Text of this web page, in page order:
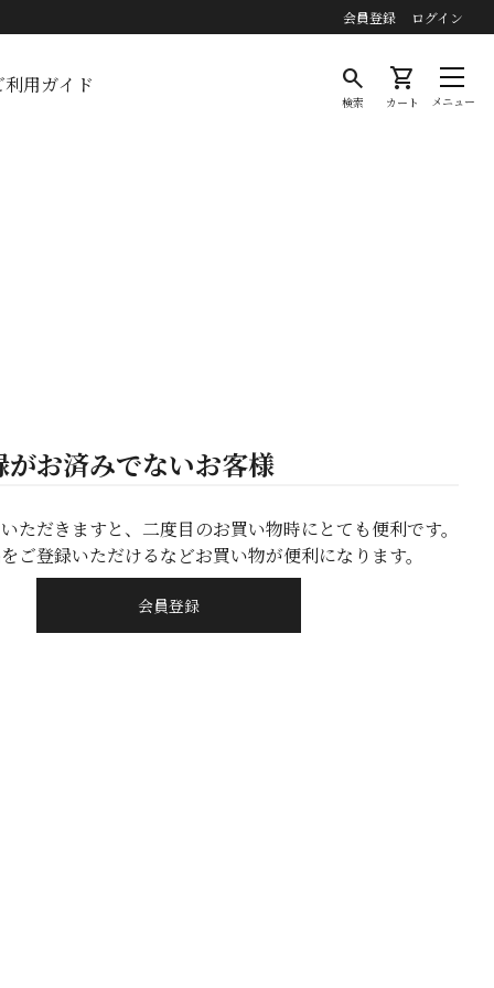
会員登録 ログイン
利用ガイド search
検索
shopping_cart
カート メニュー
がお済みでないお客様
ただきますと、二度目のお買い物時にとても便利です。
ご登録いただけるなどお買い物が便利になります。
会員登録